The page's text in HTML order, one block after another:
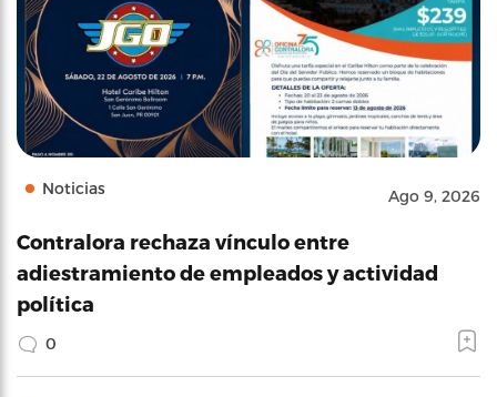
Noticias Ago 9, 2026
Contralora rechaza vínculo entre
adiestramiento de empleados y actividad
política
0